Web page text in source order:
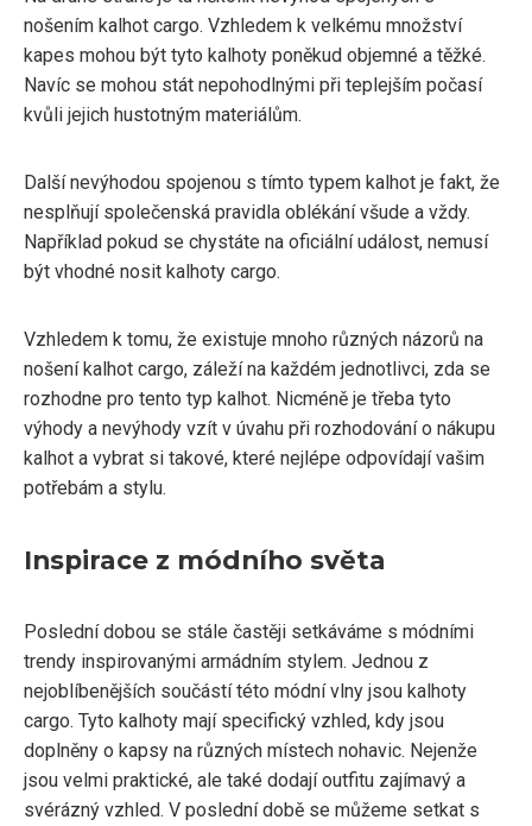
nošením kalhot cargo. Vzhledem k velkému množství
kapes mohou být tyto kalhoty poněkud objemné a těžké.
Navíc se mohou stát nepohodlnými při teplejším počasí
kvůli jejich hustotným materiálům.
Další nevýhodou spojenou s tímto typem kalhot je fakt, že
nesplňují společenská pravidla oblékání všude a vždy.
Například pokud se chystáte na oficiální událost, nemusí
být vhodné nosit kalhoty cargo.
Vzhledem k tomu, že existuje mnoho různých názorů na
nošení kalhot cargo, záleží na každém jednotlivci, zda se
rozhodne pro tento typ kalhot. Nicméně je třeba tyto
výhody a nevýhody vzít v úvahu při rozhodování o nákupu
kalhot a vybrat si takové, které nejlépe odpovídají vašim
potřebám a stylu.
Inspirace z módního světa
Poslední dobou se stále častěji setkáváme s módními
trendy inspirovanými armádním stylem. Jednou z
nejoblíbenějších součástí této módní vlny jsou kalhoty
cargo. Tyto kalhoty mají specifický vzhled, kdy jsou
doplněny o kapsy na různých místech nohavic. Nejenže
jsou velmi praktické, ale také dodají outfitu zajímavý a
svérázný vzhled. V poslední době se můžeme setkat s